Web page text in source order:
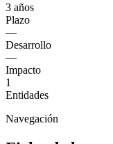
3 años
Plazo
—
Desarrollo
—
Impacto
1
Entidades
Navegación